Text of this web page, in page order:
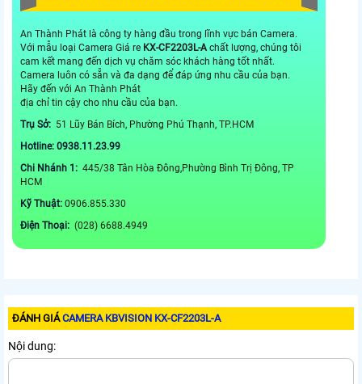
An Thành Phát là công ty hàng đầu trong lĩnh vực bán Camera.
Với mẫu loại Camera Giá re KX-CF2203L-A chất lượng, chúng tôi
cam kết mang đến dịch vụ chăm sóc khách hàng tốt nhất.
Camera luôn có sẵn và đa dạng để đáp ứng nhu cầu của bạn.
Hãy đến với An Thành Phát
địa chỉ tin cậy cho nhu cầu của bạn.
Trụ Sở: 51 Lũy Bán Bích, Phường Phú Thạnh, TP.HCM
Hotline: 0938.11.23.99
Chi Nhánh 1: 445/38 Tân Hòa Đông,Phường Bình Trị Đông, TP
HCM
Kỹ Thuật: 0906.855.330
Điện Thoại: (028) 6688.4949
ĐÁNH GIÁCAMERA KBVISION KX-CF2203L-A
Nội dung: